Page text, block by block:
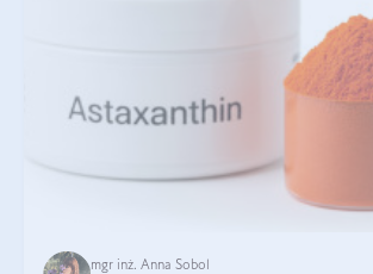
mgr inż. Anna Sobol